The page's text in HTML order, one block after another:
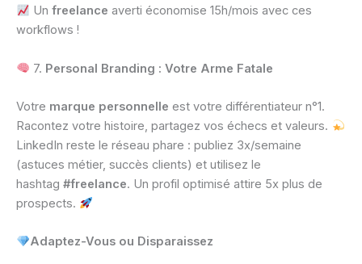
Un freelance averti économise 15h/mois avec ces
workflows !
7. Personal Branding : Votre Arme Fatale
Votre marque personnelle est votre différentiateur n°1.
Racontez votre histoire, partagez vos échecs et valeurs.
LinkedIn reste le réseau phare : publiez 3x/semaine
(astuces métier, succès clients) et utilisez le
hashtag #freelance. Un profil optimisé attire 5x plus de
prospects.
Adaptez-Vous ou Disparaissez